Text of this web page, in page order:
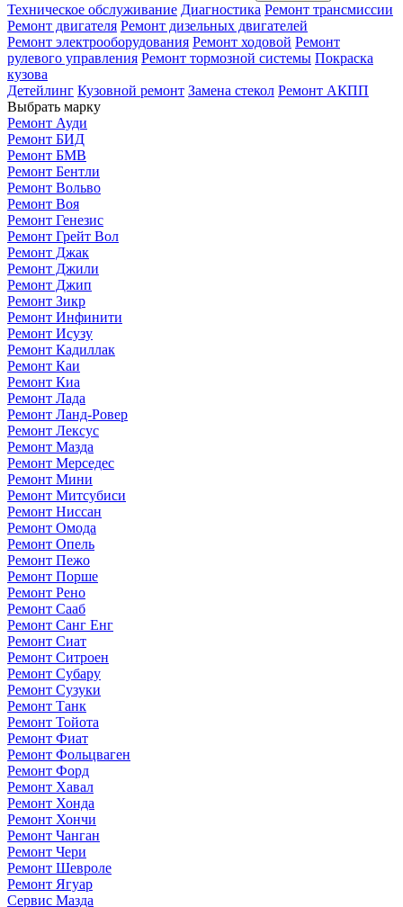
Техническое обслуживание Диагностика Ремонт трансмиссии
Ремонт двигателя Ремонт дизельных двигателей
Ремонт электрооборудования Ремонт ходовой Ремонт
рулевого управления Ремонт тормозной системы Покраска
кузова
Детейлинг Кузовной ремонт Замена стекол Ремонт АКПП
Выбрать марку
Ремонт Ауди
Ремонт БИД
Ремонт БМВ
Ремонт Бентли
Ремонт Вольво
Ремонт Воя
Ремонт Генезис
Ремонт Грейт Вол
Ремонт Джак
Ремонт Джили
Ремонт Джип
Ремонт Зикр
Ремонт Инфинити
Ремонт Исузу
Ремонт Кадиллак
Ремонт Каи
Ремонт Киа
Ремонт Лада
Ремонт Ланд-Ровер
Ремонт Лексус
Ремонт Мазда
Ремонт Мерседес
Ремонт Мини
Ремонт Митсубиси
Ремонт Ниссан
Ремонт Омода
Ремонт Опель
Ремонт Пежо
Ремонт Порше
Ремонт Рено
Ремонт Сааб
Ремонт Санг Енг
Ремонт Сиат
Ремонт Ситроен
Ремонт Субару
Ремонт Сузуки
Ремонт Танк
Ремонт Тойота
Ремонт Фиат
Ремонт Фольцваген
Ремонт Форд
Ремонт Хавал
Ремонт Хонда
Ремонт Хончи
Ремонт Чанган
Ремонт Чери
Ремонт Шевроле
Ремонт Ягуар
Сервис Мазда